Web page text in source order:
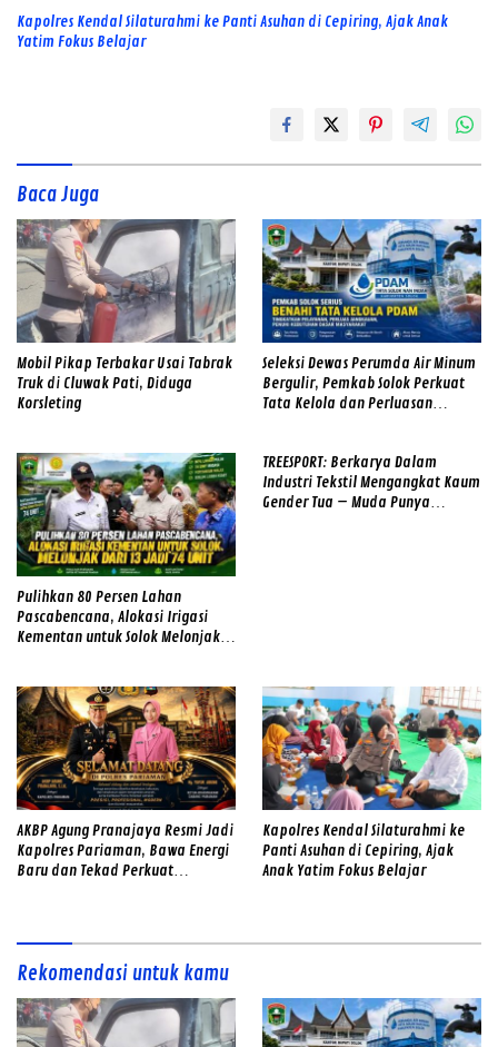
Kapolres Kendal Silaturahmi ke Panti Asuhan di Cepiring, Ajak Anak
Yatim Fokus Belajar
Baca Juga
Mobil Pikap Terbakar Usai Tabrak
Truk di Cluwak Pati, Diduga
Korsleting
Seleksi Dewas Perumda Air Minum
Bergulir, Pemkab Solok Perkuat
Tata Kelola dan Perluasan
Pulihkan 80 Persen Lahan
Pascabencana, Alokasi Irigasi
Kementan untuk Solok Melonjak
TREESPORT: Berkarya Dalam
Industri Tekstil Mengangkat Kaum
Gender Tua – Muda Punya
AKBP Agung Pranajaya Resmi Jadi
Kapolres Pariaman, Bawa Energi
Baru dan Tekad Perkuat
Kapolres Kendal Silaturahmi ke
Panti Asuhan di Cepiring, Ajak
Anak Yatim Fokus Belajar
Rekomendasi untuk kamu